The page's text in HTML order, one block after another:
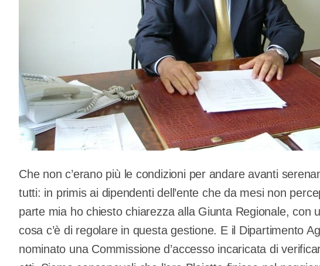
Che non c’erano più le condizioni per andare avanti
tutti: in primis ai dipendenti dell’ente che da mesi non
parte mia ho chiesto chiarezza alla Giunta Regionale, con
cosa c’è di regolare in questa gestione. E il Dipartimento
nominato una Commissione d’accesso incaricata di